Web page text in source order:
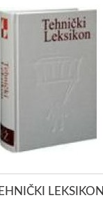
LEKSIKON